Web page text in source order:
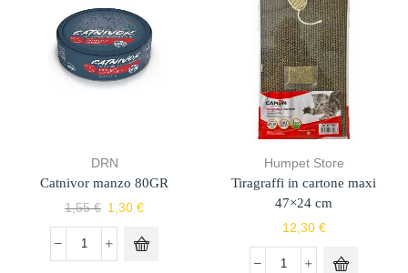
DRN
Catnivor manzo 80GR
1,55€ 1,30 €
Humpet Store
Tiragraffi in cartone maxi
47×24 cm
12,30 €